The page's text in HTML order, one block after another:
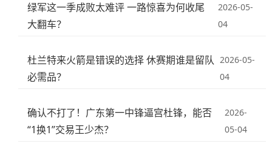
绿军这一季成败太难评 一路惊喜为何收尾
大翻车？
2026-05-
04
杜兰特来火箭是错误的选择 休赛期谁是留队
必需品？
2026-05-
04
确认不打了！广东第一中锋逼宫杜锋，能否
“1换1”交易王少杰？
2026-
05-04